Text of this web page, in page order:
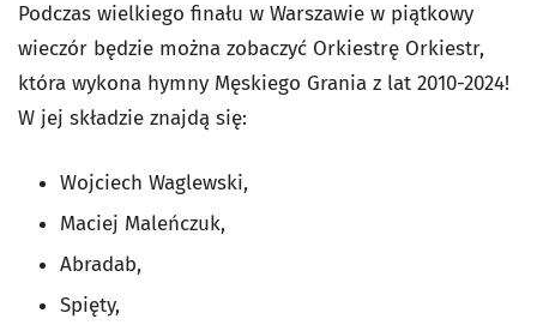
Podczas wielkiego finału w Warszawie w piątkowy
wieczór będzie można zobaczyć Orkiestrę Orkiestr,
która wykona hymny Męskiego Grania z lat 2010-2024!
W jej składzie znajdą się:
Wojciech Waglewski,
Maciej Maleńczuk,
Abradab,
Spięty,